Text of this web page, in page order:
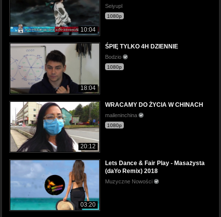
10:04
Seiyupl
1080p
18:04
ŚPIĘ TYLKO 4H DZIENNIE
Bodzio
1080p
20:12
WRACAMY DO ŻYCIA W CHINACH
maileninchina
1080p
03:20
Lets Dance & Fair Play - Masażysta
(daYo Remix) 2018
Muzyczne Nowości